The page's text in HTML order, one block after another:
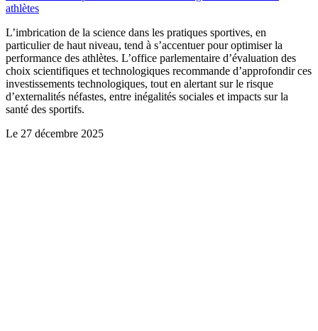
athlètes
L’imbrication de la science dans les pratiques sportives, en
particulier de haut niveau, tend à s’accentuer pour optimiser la
performance des athlètes. L’office parlementaire d’évaluation des
choix scientifiques et technologiques recommande d’approfondir ces
investissements technologiques, tout en alertant sur le risque
d’externalités néfastes, entre inégalités sociales et impacts sur la
santé des sportifs.
Le 27 décembre 2025